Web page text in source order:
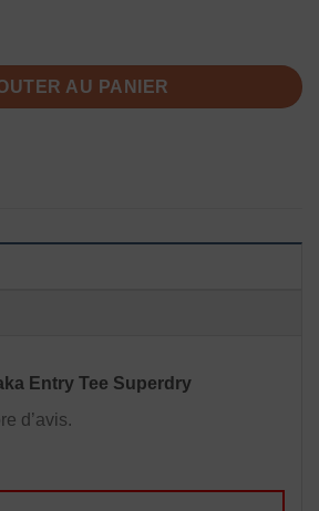
Tee Superdry
AU PANIER
Entry Tee Superdry
d’avis.